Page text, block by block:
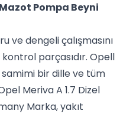
Pompa Beyni
ve dengeli çalışmasını
parçasıdır. Opell
bir dille ve tüm
Meriva A 1.7 Dizel
Marka, yakıt